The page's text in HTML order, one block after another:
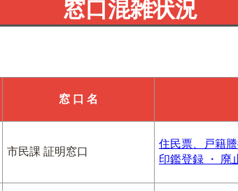
窓口混雑状況
窓 口 名
市民課 証明窓口
住民票、戸籍
印鑑登録 ・ 廃